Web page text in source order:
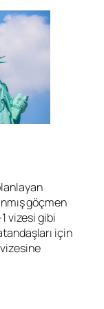
göçmen
vizesi gibi
için